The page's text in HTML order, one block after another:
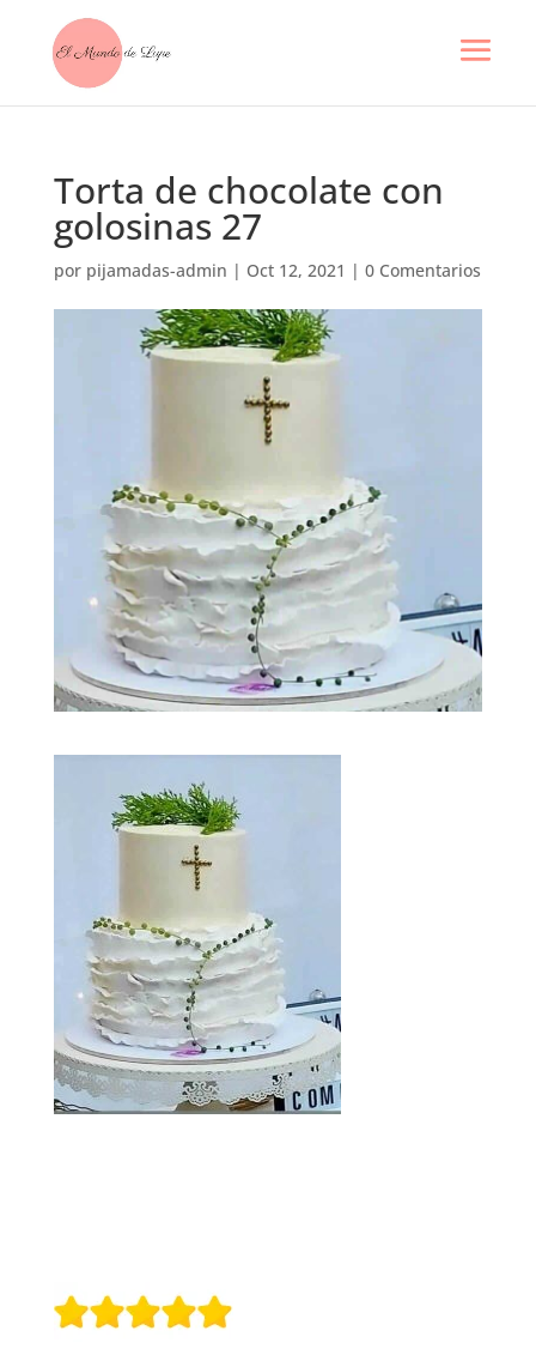
Torta de chocolate con
golosinas 27
por pijamadas-admin | Oct 12, 2021 | 0 Comentarios